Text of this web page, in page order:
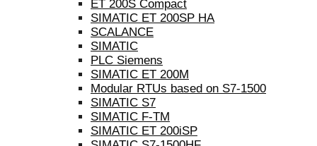
ET 200S Compact
SIMATIC ET 200SP HA
SCALANCE
SIMATIC
PLC Siemens
SIMATIC ET 200M
Modular RTUs based on S7-1500
SIMATIC S7
SIMATIC F-TM
SIMATIC ET 200iSP